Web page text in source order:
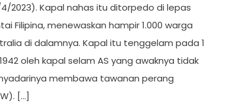
2023). Kapal nahas itu ditorpedo di lepas
Filipina, menewaskan hampir 1.000 warga
di dalamnya. Kapal itu tenggelam pada 1
oleh kapal selam AS yang awaknya tidak
membawa tawanan perang
[…]